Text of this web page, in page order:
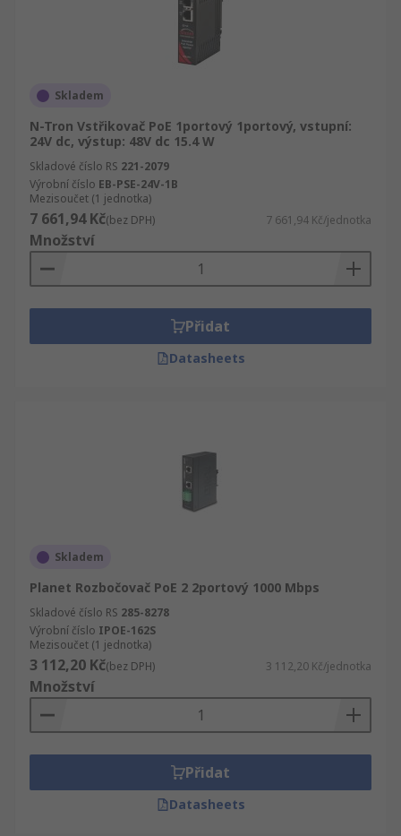
Skladem
N-Tron Vstřikovač PoE 1portový 1portový, vstupní:
24V dc, výstup: 48V dc 15.4 W
Skladové číslo RS 221-2079
Výrobní číslo EB-PSE-24V-1B
Mezisoučet (1 jednotka)
7 661,94 Kč(bez DPH) 7 661,94 Kč/jednotka
Množství
Přidat
Datasheets
Skladem
Planet Rozbočovač PoE 2 2portový 1000 Mbps
Skladové číslo RS 285-8278
Výrobní číslo IPOE-162S
Mezisoučet (1 jednotka)
3 112,20 Kč(bez DPH) 3 112,20 Kč/jednotka
Množství
Přidat
Datasheets